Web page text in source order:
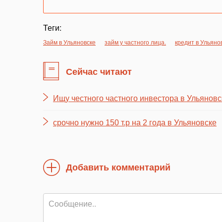
Теги:
Займ в Ульяновске займ у частного лица. кредит в
Сейчас читают
Ищу честного частного инвестора в
срочно нужно 150 т.р на 2 года в Ульяновске
Добавить комментарий